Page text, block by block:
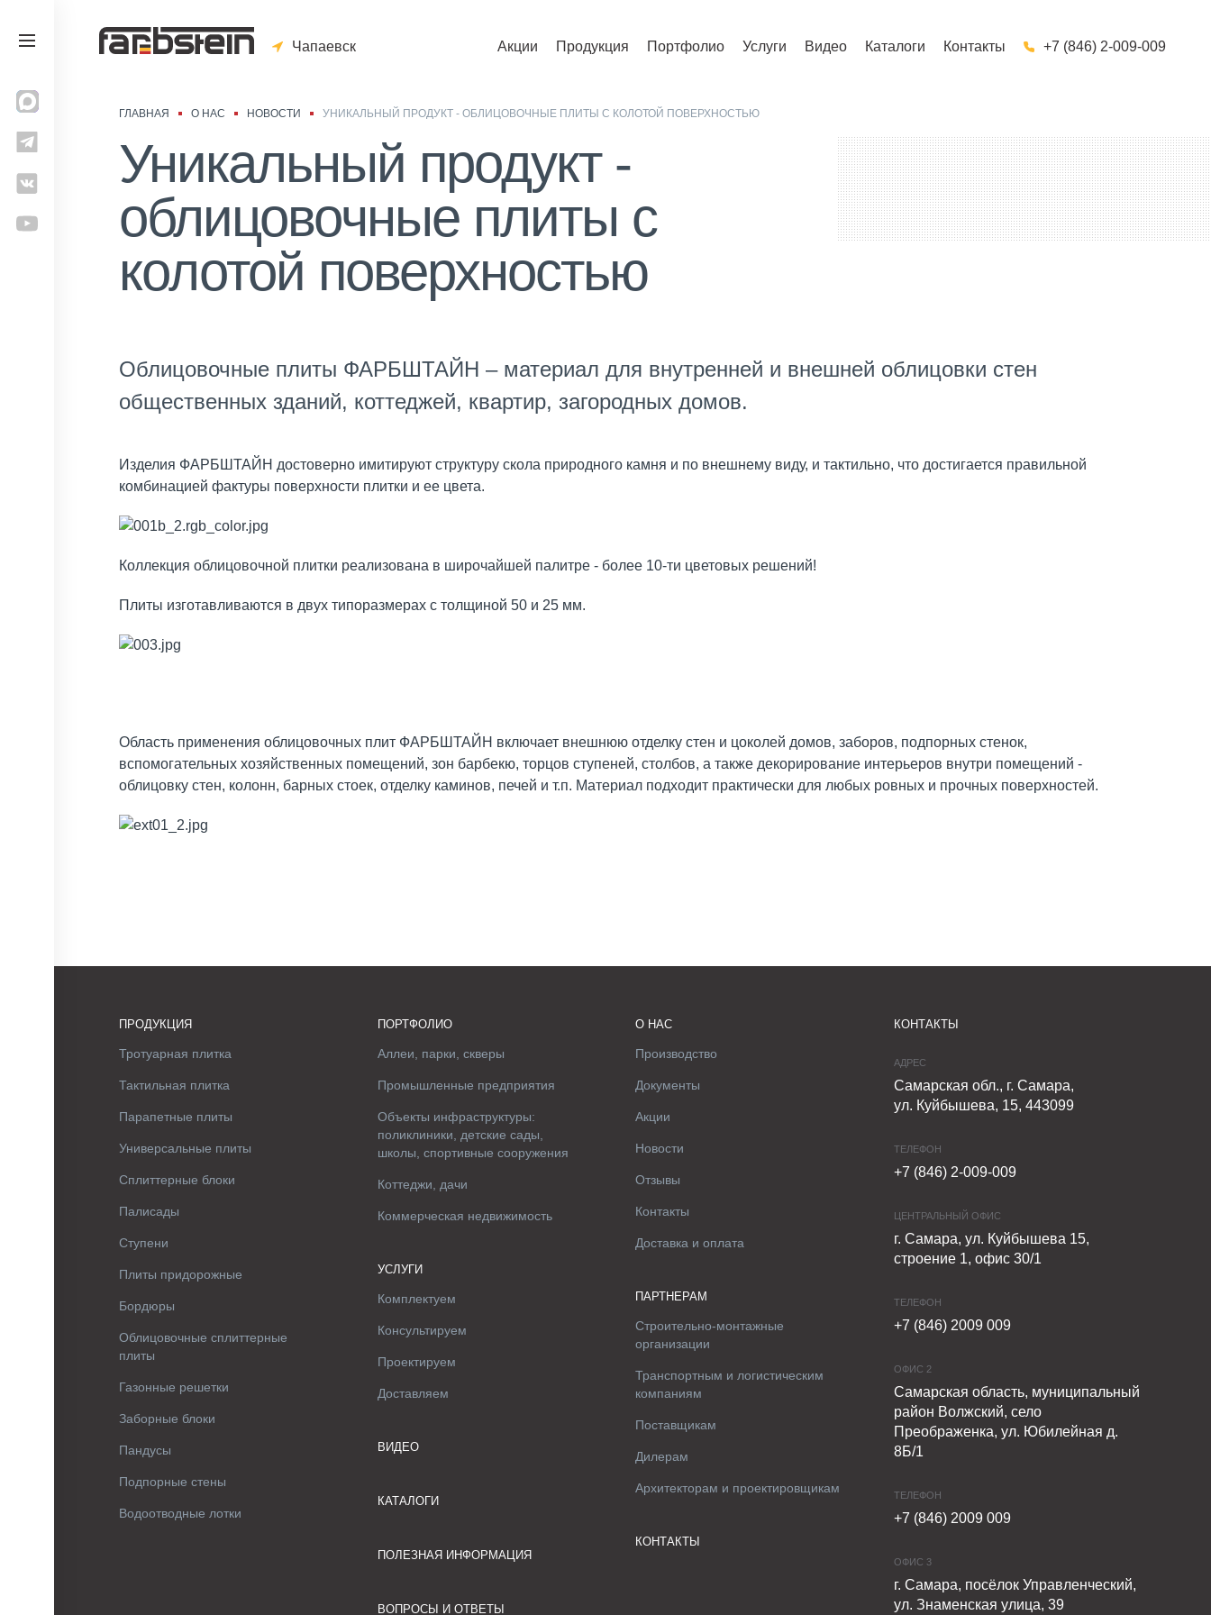
Чапаевск Акции Продукция Портфолио Услуги Видео Каталоги Контакты +7 (846) 2-009-009
ГЛАВНАЯ О НАС НОВОСТИ УНИКАЛЬНЫЙ ПРОДУКТ - ОБЛИЦОВОЧНЫЕ ПЛИТЫ С КОЛОТОЙ ПОВЕРХНОСТЬЮ
Уникальный продукт -
облицовочные плиты с
колотой поверхностью
Облицовочные плиты ФАРБШТАЙН – материал для внутренней и внешней облицовки стен
общественных зданий, коттеджей, квартир, загородных домов.
Изделия ФАРБШТАЙН достоверно имитируют структуру скола природного камня и по внешнему виду, и тактильно, что достигается правильной
комбинацией фактуры поверхности плитки и ее цвета.
Коллекция облицовочной плитки реализована в широчайшей палитре - более 10-ти цветовых решений!
Плиты изготавливаются в двух типоразмерах с толщиной 50 и 25 мм.
Область применения облицовочных плит ФАРБШТАЙН включает внешнюю отделку стен и цоколей домов, заборов, подпорных стенок,
вспомогательных хозяйственных помещений, зон барбекю, торцов ступеней, столбов, а также декорирование интерьеров внутри помещений -
облицовку стен, колонн, барных стоек, отделку каминов, печей и т.п. Материал подходит практически для любых ровных и прочных поверхностей.
ПРОДУКЦИЯ
Тротуарная плитка
Тактильная плитка
Парапетные плиты
Универсальные плиты
Сплиттерные блоки
Палисады
Ступени
Плиты придорожные
Бордюры
Облицовочные сплиттерные
плиты
Газонные решетки
Заборные блоки
Пандусы
Подпорные стены
Водоотводные лотки
ПОРТФОЛИО
Аллеи, парки, скверы
Промышленные предприятия
Объекты инфраструктуры:
поликлиники, детские сады,
школы, спортивные сооружения
Коттеджи, дачи
Коммерческая недвижимость
УСЛУГИ
Комплектуем
Консультируем
Проектируем
Доставляем
ВИДЕО
КАТАЛОГИ
ПОЛЕЗНАЯ ИНФОРМАЦИЯ
ВОПРОСЫ И ОТВЕТЫ
О НАС
Производство
Документы
Акции
Новости
Отзывы
Контакты
Доставка и оплата
ПАРТНЕРАМ
Строительно-монтажные
организации
Транспортным и логистическим
компаниям
Поставщикам
Дилерам
Архитекторам и проектировщикам
КОНТАКТЫ
КОНТАКТЫ
АДРЕС
Самарская обл., г. Самара,
ул. Куйбышева, 15, 443099
ТЕЛЕФОН
+7 (846) 2-009-009
ЦЕНТРАЛЬНЫЙ ОФИС
г. Самара, ул. Куйбышева 15,
строение 1, офис 30/1
ТЕЛЕФОН
+7 (846) 2009 009
ОФИС 2
Самарская область, муниципальный
район Волжский, село
Преображенка, ул. Юбилейная д.
8Б/1
ТЕЛЕФОН
+7 (846) 2009 009
ОФИС 3
г. Самара, посёлок Управленческий,
ул. Знаменская улица, 39